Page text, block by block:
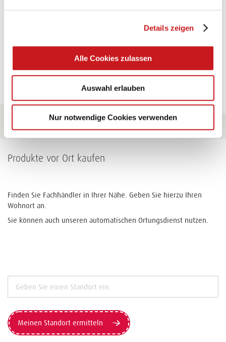
Details zeigen
Alle Cookies zulassen
Auswahl erlauben
Nur notwendige Cookies verwenden
Zu allen Tipps
Produkte vor Ort kaufen
Finden Sie Fachhändler in Ihrer Nähe. Geben Sie hierzu Ihren
Wohnort an.
Sie können auch unseren automatischen Ortungsdienst nutzen.
Meinen Standort ermitteln